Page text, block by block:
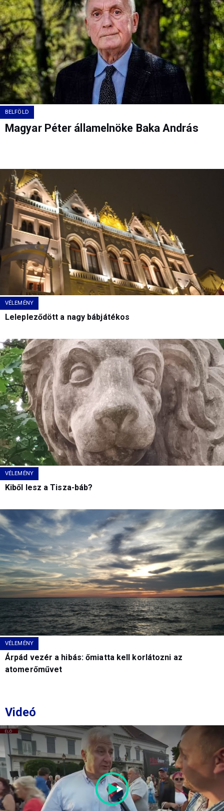
BELFÖLD
Magyar Péter államelnöke Baka András
VÉLEMÉNY
Lelepleződött a nagy bábjátékos
VÉLEMÉNY
Kiből lesz a Tisza-báb?
VÉLEMÉNY
Árpád vezér a hibás: őmiatta kell korlátozni az
atomerőművet
Videó